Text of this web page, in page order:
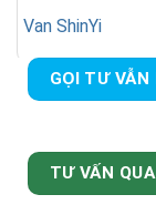
Van ShinYi
GỌI TƯ VẪN
TƯ VẤN